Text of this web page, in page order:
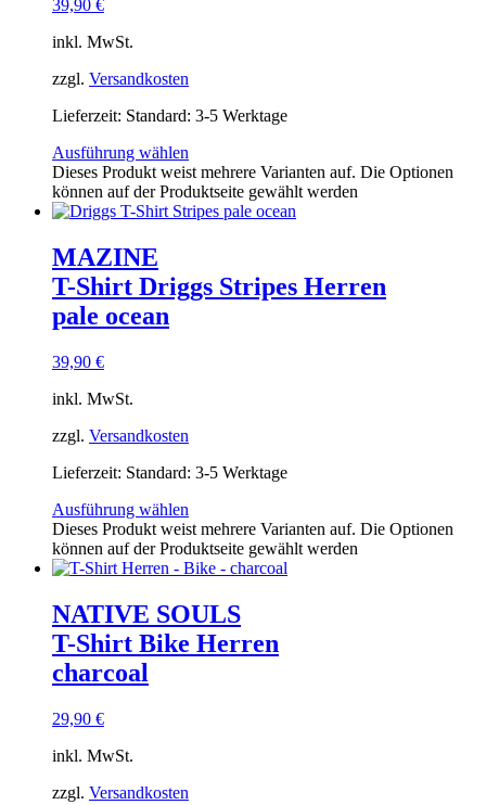
39,90 €
inkl. MwSt.
zzgl. Versandkosten
Lieferzeit: Standard: 3-5 Werktage
Ausführung wählen
Dieses Produkt weist mehrere Varianten auf. Die Optionen
können auf der Produktseite gewählt werden
MAZINE
T-Shirt Driggs Stripes Herren
pale ocean
39,90 €
inkl. MwSt.
zzgl. Versandkosten
Lieferzeit: Standard: 3-5 Werktage
Ausführung wählen
Dieses Produkt weist mehrere Varianten auf. Die Optionen
können auf der Produktseite gewählt werden
NATIVE SOULS
T-Shirt Bike Herren
charcoal
29,90 €
inkl. MwSt.
zzgl. Versandkosten